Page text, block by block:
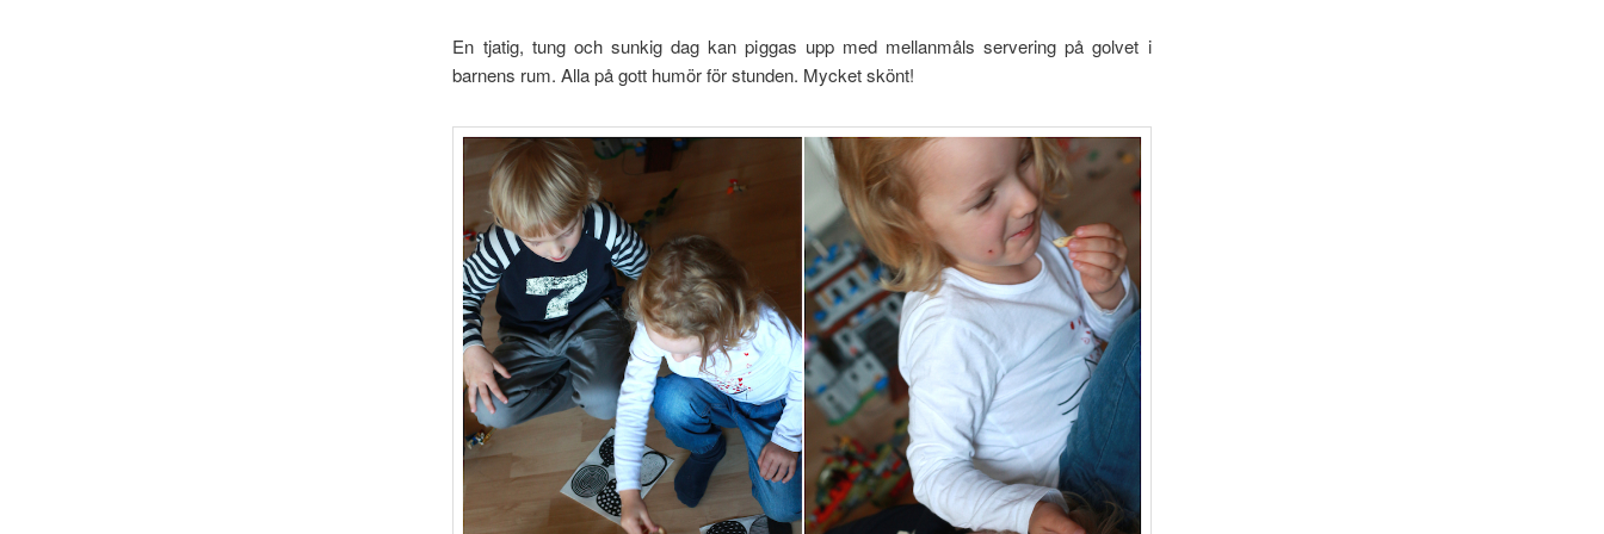
En tjatig, tung och sunkig dag kan piggas upp med mellanmåls servering på golvet i
barnens rum. Alla på gott humör för stunden. Mycket skönt!